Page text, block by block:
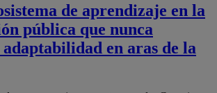
de aprendizaje en la
pública que nunca
en aras de la